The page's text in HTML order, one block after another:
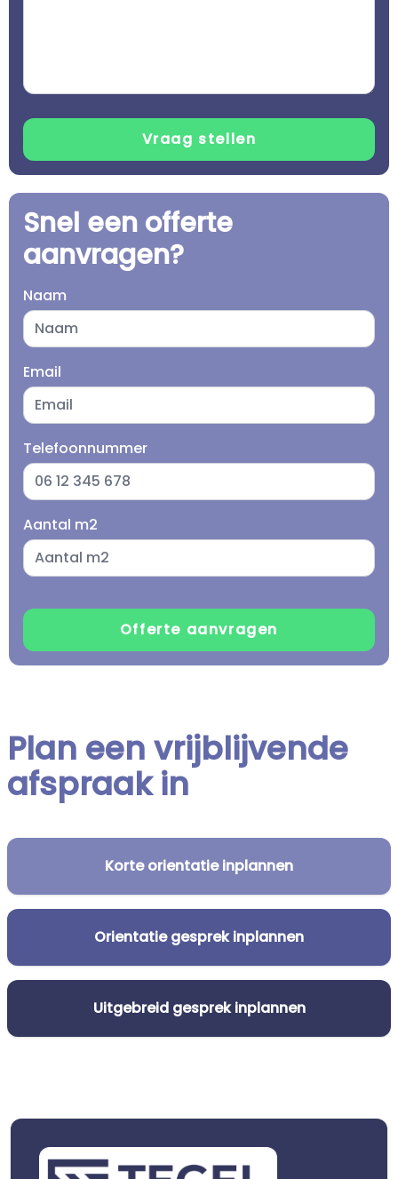
Snel een offerte
aanvragen?
Naam
Email
Telefoonnummer
Aantal m2
Plan een vrijblijvende
afspraak in
Korte orientatie inplannen
Orientatie gesprek inplannen
Uitgebreid gesprek inplannen